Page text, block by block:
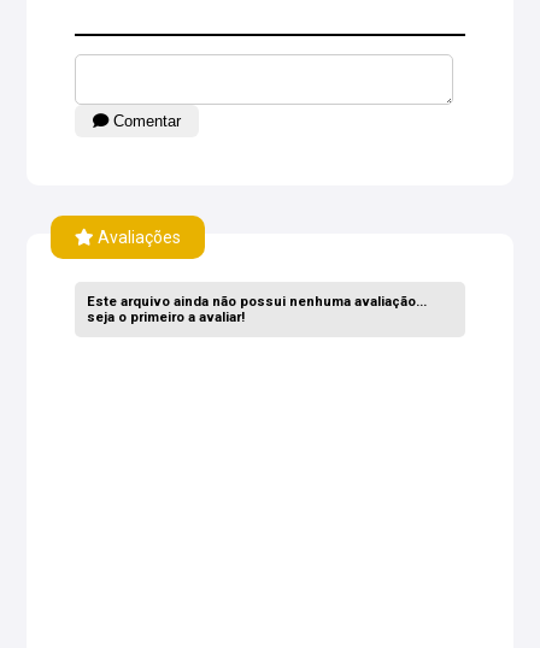
Comentar
Avaliações
Este arquivo ainda não possui nenhuma avaliação...
seja o primeiro a avaliar!